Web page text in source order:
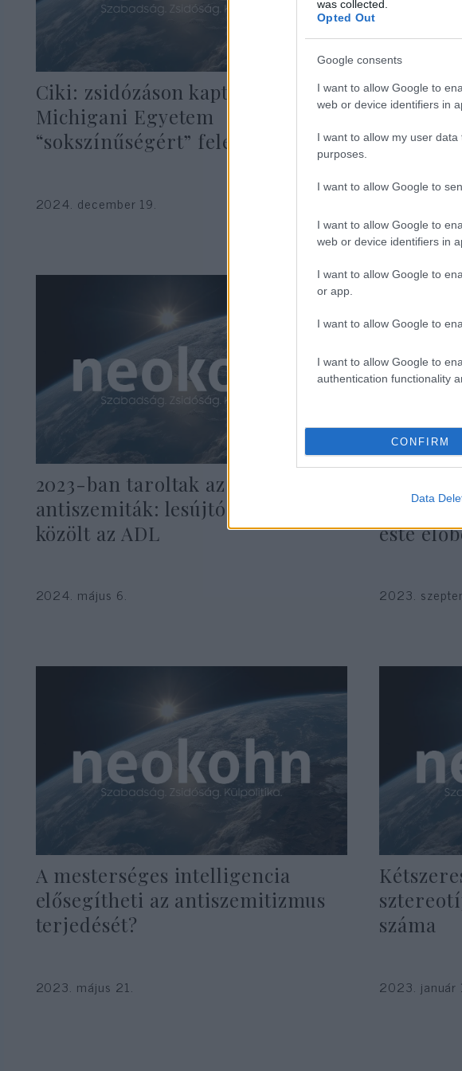
was collected.
Opted Out
Google consents
I want to allow Google to
web or device identifiers in
I want to allow my user
purposes.
I want to allow Google to
I want to allow Google to
web or device identifiers in
I want to allow Google to
or app.
I want to allow Google to
I want to allow Google to
authentication functionality
CONFIRM
Data
Ciki: zsidózáson kapták a
Michigani Egyetem
“sokszínűségért” felelős vezetőjét
2024. december 19.
róla,
2023-ban taroltak az
antiszemiták: lesújtó adatokat
közölt az ADL
2024. május 6.
számos
este
2023.
A mesterséges intelligencia
elősegítheti az antiszemitizmus
terjedését?
2023. május 21.
száma
2023. január